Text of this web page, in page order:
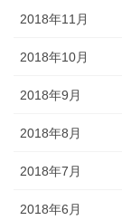
2018年11月
2018年10月
2018年9月
2018年8月
2018年7月
2018年6月